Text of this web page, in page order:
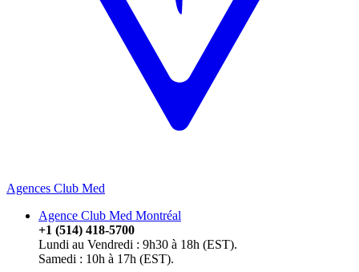
Agences Club Med
Agence Club Med Montréal
+1 (514) 418-5700
Lundi au Vendredi : 9h30 à 18h (EST).
Samedi : 10h à 17h (EST).